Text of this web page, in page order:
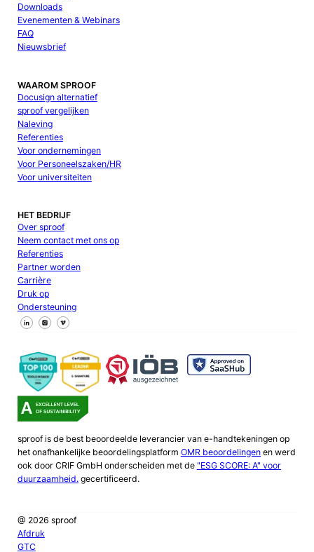
Downloads
Evenementen & Webinars
FAQ
Nieuwsbrief
WAAROM SPROOF
Docusign alternatief
sproof vergelijken
Naleving
Referenties
Voor ondernemingen
Voor Personeelszaken/HR
Voor universiteiten
HET BEDRIJF
Over sproof
Neem contact met ons op
Referenties
Partner worden
Carrière
Druk op
Ondersteuning
Volg ons op Facebook
Volg ons op X
Volg ons op LinkedIn
sproof is de best beoordeelde leverancier van e-handtekeningen op
het onafhankelijke beoordelingsplatform OMR beoordelingenen werd
ook door CRIF GmbH onderscheiden met de "ESG SCORE: A" voor
duurzaamheid.gecertificeerd.
@ 2026 sproof
Afdruk
GTC